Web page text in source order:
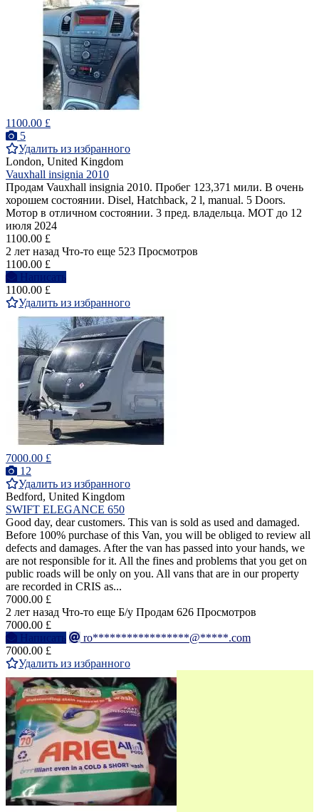
1100.00 £
5
Удалить из избранного
London, United Kingdom
Vauxhall insignia 2010
Продам Vauxhall insignia 2010. Пробег 123,371 мили. В очень
хорошем состоянии. Disel, Hatchback, 2 l, manual. 5 Doors.
Мотор в отличном состоянии. 3 пред. владельца. MOT до 12
июля 2024
1100.00 £
2 лет назад Что-то еще 523 Просмотров
1100.00 £
Написать
1100.00 £
Удалить из избранного
7000.00 £
12
Удалить из избранного
Bedford, United Kingdom
SWIFT ELEGANCE 650
Good day, dear customers. This van is sold as used and damaged.
Before 100% purchase of this Van, you will be obliged to review all
defects and damages. After the van has passed into your hands, we
are not responsible for it. All the fines and problems that you get on
public roads will be only on you. All vans that are in our property
are recorded in CRIS as...
7000.00 £
2 лет назад Что-то еще Б/у Продам 626 Просмотров
7000.00 £
Написать
ro*****************@*****.com
7000.00 £
Удалить из избранного